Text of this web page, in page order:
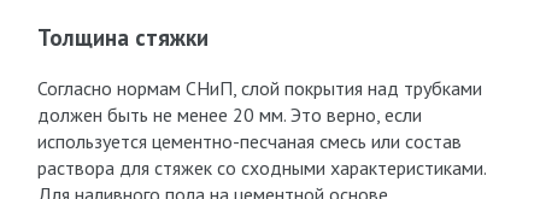
Толщина стяжки
Согласно нормам СНиП, слой покрытия над трубками
должен быть не менее 20 мм. Это верно, если
используется цементно-песчаная смесь или состав
раствора для стяжек со сходными характеристиками.
Для наливного пола на цементной основе